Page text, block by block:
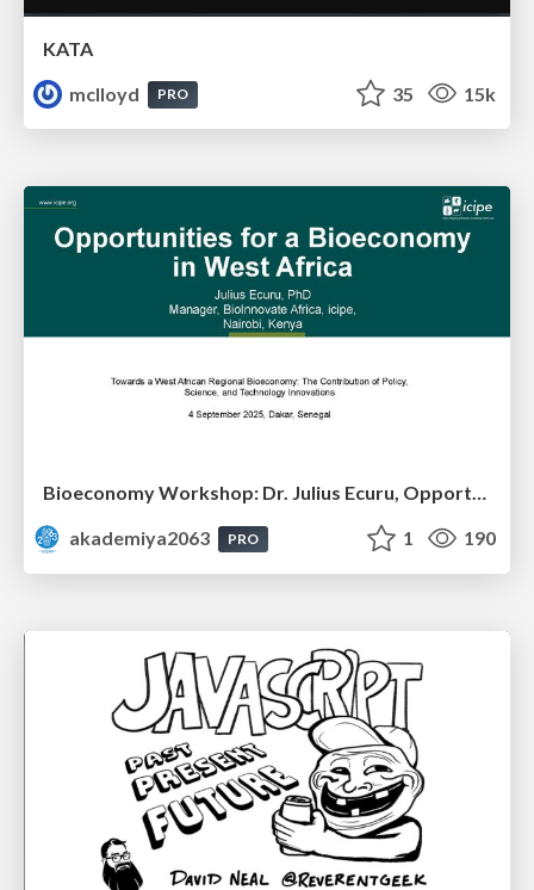
KATA
mclloyd
PRO 35 15k
Bioeconomy Workshop: Dr. Julius Ecuru, Opportunities for a Bioeconomy in West Africa
akademiya2063
PRO 1 190